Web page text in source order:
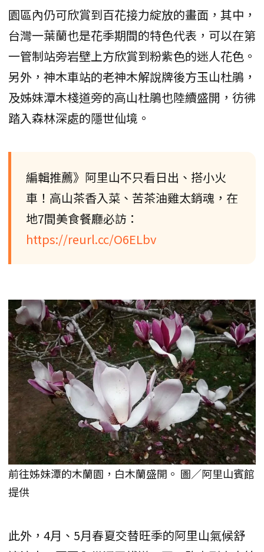
園區內仍可欣賞到百花接力綻放的畫面，其中，
台灣一葉蘭也是花季期間的特色代表，可以在第
一管制站旁岩壁上方欣賞到粉紫色的迷人花色。
另外，神木車站的老神木解說牌後方玉山杜鵑，
及姊妹潭木棧道旁的高山杜鵑也陸續盛開，彷彿
踏入森林深處的隱世仙境。
編輯推薦》阿里山不只看日出、搭小火
車！高山茶香入菜、苦茶油雞太銷魂，在
地7間美食餐廳必訪：
https://reurl.cc/O6ELbv
前往姊妹潭的木蘭園，白木蘭盛開。 圖／阿里山賓館
提供
此外，4月、5月春夏交替旺季的阿里山氣候舒